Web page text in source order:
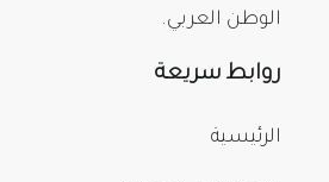
الوطن العربي.
روابط سريعة
الرئيسية